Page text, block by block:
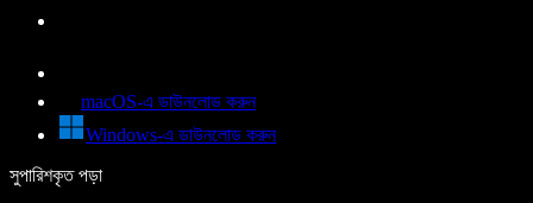
macOS-এ ডাউনলোড করুন
Windows-এ ডাউনলোড করুন
সুপারিশকৃত পড়া